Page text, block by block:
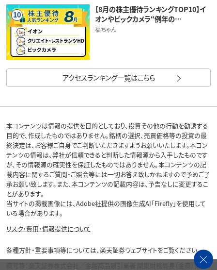
10
【8月の株主優待ランキングTOP10】イ
オンやビックカメラ“例年の…
福ちゃん
アクセスランキング一覧はこちら
本コンテンツは情報の提供を目的としており、投資その他の行動を勧誘する
目的で、作成したものではありません。銘柄の選択、売買価格等の投資の最
終決定は、お客様ご自身でご判断いただきますようお願いいたします。本コン
テンツの情報は、弊社が信頼できると判断した情報源から入手したものです
が、その情報源の確実性を保証したものではありません。本コンテンツの記
載内容に関するご質問・ご照会等には一切お答え致しかねますので予めご了
承お願い致します。また、本コンテンツの記載内容は、予告なしに変更するこ
とがあります。
当サイトの掲載画像には、Adobe社提供の画像生成AI「Firefly」を使用して
いる場合があります。
リスク・費用・情報提供について
各種方針・重要事項等については、楽天証券ウェブサイトをご覧ください。
商号等：楽天証券株式会社／金融商品取引業者 関東財務局長（金商）第195